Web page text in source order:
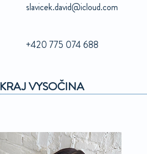
slavicek.david@icloud.com
+420 775 074 688
KRAJ VYSOČINA